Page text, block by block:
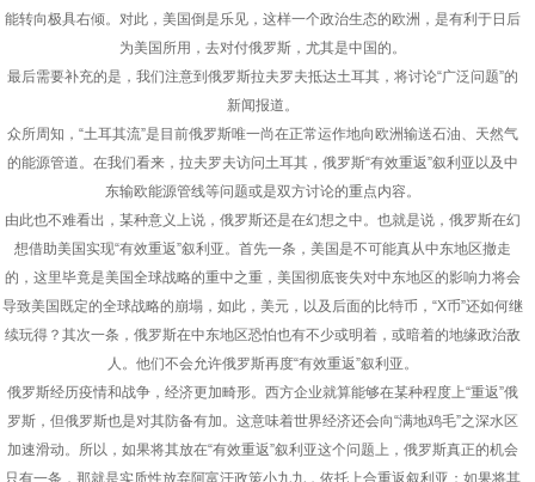
能转向极具右倾。对此，美国倒是乐见，这样一个政治生态的欧洲，是有利于日后
为美国所用，去对付俄罗斯，尤其是中国的。
最后需要补充的是，我们注意到俄罗斯拉夫罗夫抵达土耳其，将讨论“广泛问题”的
新闻报道。
众所周知，“土耳其流”是目前俄罗斯唯一尚在正常运作地向欧洲输送石油、天然气
的能源管道。在我们看来，拉夫罗夫访问土耳其，俄罗斯“有效重返”叙利亚以及中
东输欧能源管线等问题或是双方讨论的重点内容。
由此也不难看出，某种意义上说，俄罗斯还是在幻想之中。也就是说，俄罗斯在幻
想借助美国实现“有效重返”叙利亚。首先一条，美国是不可能真从中东地区撤走
的，这里毕竟是美国全球战略的重中之重，美国彻底丧失对中东地区的影响力将会
导致美国既定的全球战略的崩塌，如此，美元，以及后面的比特币，“X币”还如何继
续玩得？其次一条，俄罗斯在中东地区恐怕也有不少或明着，或暗着的地缘政治敌
人。他们不会允许俄罗斯再度“有效重返”叙利亚。
俄罗斯经历疫情和战争，经济更加畸形。西方企业就算能够在某种程度上“重返”俄
罗斯，但俄罗斯也是对其防备有加。这意味着世界经济还会向“满地鸡毛”之深水区
加速滑动。所以，如果将其放在“有效重返”叙利亚这个问题上，俄罗斯真正的机会
只有一条，那就是实质性放弃阿富汗政策小九九，依托上合重返叙利亚；如果将其